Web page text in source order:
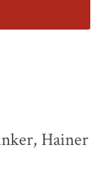
Hainer